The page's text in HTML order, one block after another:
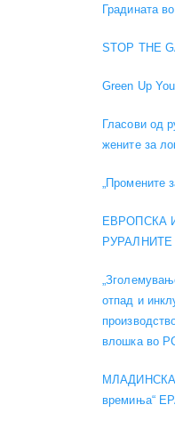
Градината
STOP THE
Green Up
Гласови од
жените за
„Промените
ЕВРОПСКА
отпад и
влошка во
МЛАДИНСКА
времиња“